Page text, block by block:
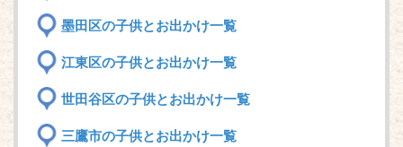
墨田区の子供とお出かけ一覧
江東区の子供とお出かけ一覧
世田谷区の子供とお出かけ一覧
三鷹市の子供とお出かけ一覧